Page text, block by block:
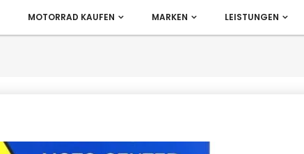
MOTORRAD KAUFEN MARKEN LEISTUNGEN